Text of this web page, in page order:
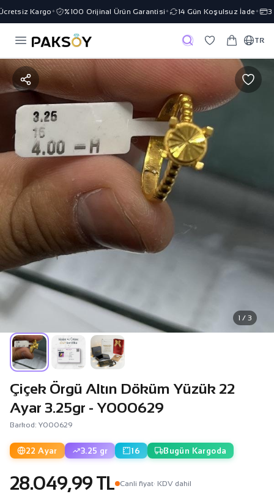
Kargo✦ %100 Orijinal Ürün Garantisi ✦ 14 Gün Koşulsuz İade✦ 3
TR
1 / 3
Çiçek Örgü Altın Döküm Yüzük 22
Ayar 3.25gr - Y000629
Barkod: Y000629
22 Ayar 3.25 gr 16 Bugün Kargoda
28.049,99 TL Canli fiyat· KDV dahil